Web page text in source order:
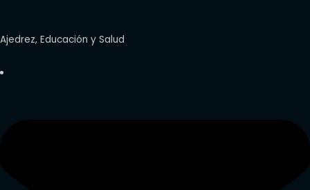
Ajedrez, Educación y Salud